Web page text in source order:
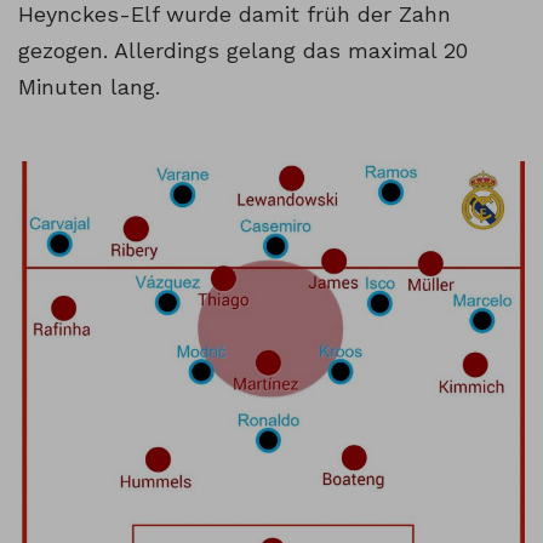
Heynckes-Elf wurde damit früh der Zahn
gezogen. Allerdings gelang das maximal 20
Minuten lang.